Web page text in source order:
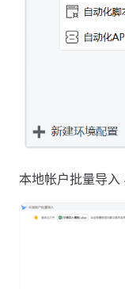
本地帐户批量导入